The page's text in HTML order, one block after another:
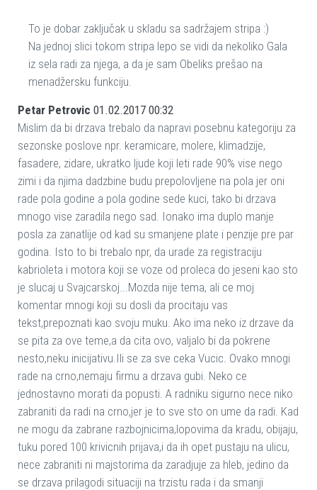
To je dobar zaključak u skladu sa sadržajem stripa :)
Na jednoj slici tokom stripa lepo se vidi da nekoliko Gala
iz sela radi za njega, a da je sam Obeliks prešao na
menadžersku funkciju.
Petar Petrovic 01.02.2017 00:32
Mislim da bi drzava trebalo da napravi posebnu kategoriju za
sezonske poslove npr. keramicare, molere, klimadzije,
fasadere, zidare, ukratko ljude koji leti rade 90% vise nego
zimi i da njima dadzbine budu prepolovljene na pola jer oni
rade pola godine a pola godine sede kuci, tako bi drzava
mnogo vise zaradila nego sad. Ionako ima duplo manje
posla za zanatlije od kad su smanjene plate i penzije pre par
godina. Isto to bi trebalo npr, da urade za registraciju
kabrioleta i motora koji se voze od proleca do jeseni kao sto
je slucaj u Svajcarskoj...Mozda nije tema, ali ce moj
komentar mnogi koji su dosli da procitaju vas
tekst,prepoznati kao svoju muku. Ako ima neko iz drzave da
se pita za ove teme,a da cita ovo, valjalo bi da pokrene
nesto,neku inicijativu.Ili se za sve ceka Vucic. Ovako mnogi
rade na crno,nemaju firmu a drzava gubi. Neko ce
jednostavno morati da popusti. A radniku sigurno nece niko
zabraniti da radi na crno,jer je to sve sto on ume da radi. Kad
ne mogu da zabrane razbojnicima,lopovima da kradu, obijaju,
tuku pored 100 krivicnih prijava,i da ih opet pustaju na ulicu,
nece zabraniti ni majstorima da zaradjuje za hleb, jedino da
se drzava prilagodi situaciji na trzistu rada i da smanji